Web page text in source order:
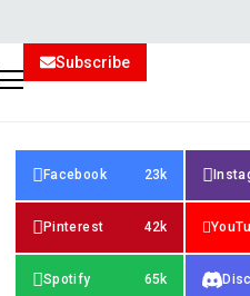
Subscribe
Facebook 23k
Pinterest 42k
Spotify 65k